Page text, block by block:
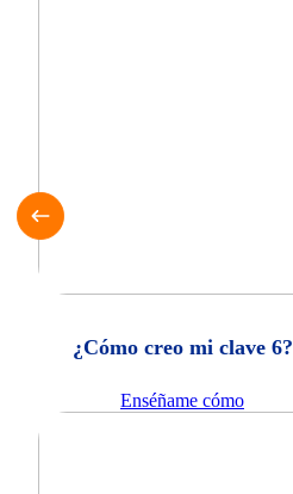
¿Cómo creo mi clave 6?
Enséñame cómo